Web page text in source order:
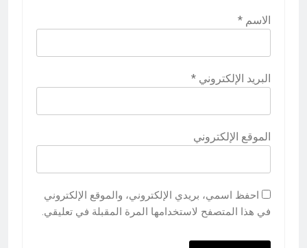
الاسم *
البريد الإلكتروني *
الموقع الإلكتروني
احفظ اسمي، بريدي الإلكتروني، والموقع الإلكتروني
في هذا المتصفح لاستخدامها المرة المقبلة في تعليقي.